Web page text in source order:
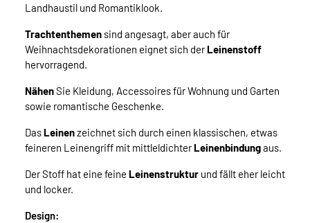
Landhaustil und Romantiklook.
Trachtenthemen sind angesagt, aber auch für
Weihnachtsdekorationen eignet sich derLeinenstoff
hervorragend.
NähenSie Kleidung, Accessoires für Wohnung und Garten
sowie romantische Geschenke.
Das Leinenzeichnet sich durch einen klassischen, etwas
feineren Leinengriff mit mittleldichterLeinenbindungaus.
Der Stoff hat eine feine Leinenstruktur und fällt eher leicht
und locker.
Design: